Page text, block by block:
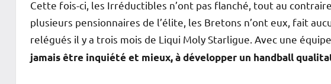
Cette fois-ci, les Irréductibles n’ont pas flanché, tout au
plusieurs pensionnaires de l’élite, les Bretons n’ont eux, fait
relégués il y a trois mois de Liqui Moly Starligue. Avec une
jamais être inquiété et mieux, à développer un handball